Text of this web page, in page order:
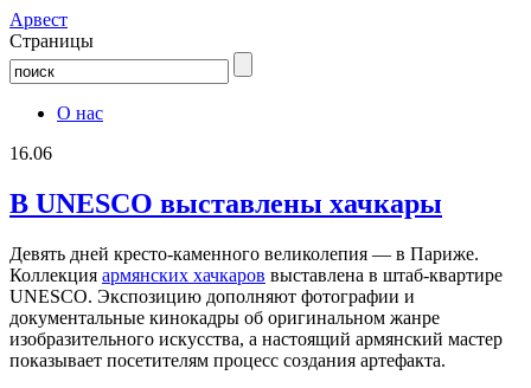
Aрвест
Страницы
О нас
16.06
В UNESCO выставлены хачкары
Девять дней кресто-каменного великолепия — в Париже.
Коллекция армянских хачкаров выставлена в штаб-квартире
UNESCO. Экспозицию дополняют фотографии и
документальные кинокадры об оригинальном жанре
изобразительного искусства, а настоящий армянский мастер
показывает посетителям процесс создания артефакта.